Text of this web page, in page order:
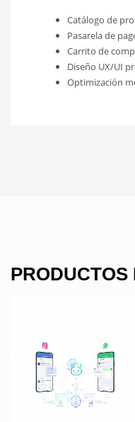
Catálogo de
Pasarela de
Carrito de
Diseño UX/UI
Optimización